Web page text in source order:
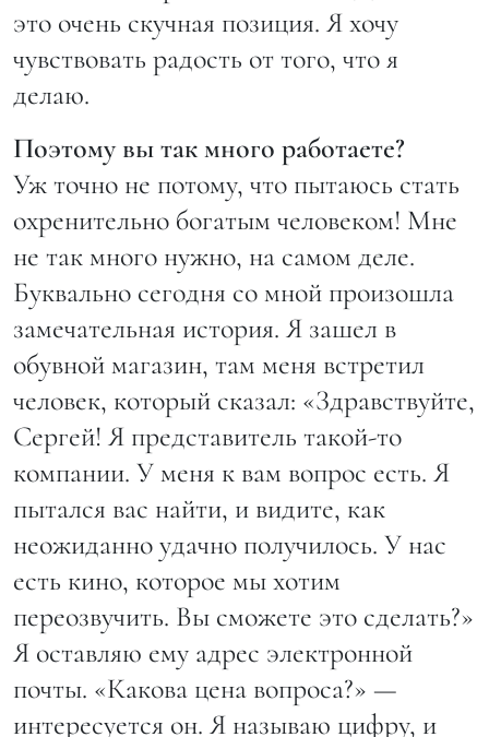
это очень скучная позиция. Я хочу
чувствовать радость от того, что я
делаю.
Поэтому вы так много работаете?
Уж точно не потому, что пытаюсь стать
охренительно богатым человеком! Мне
не так много нужно, на самом деле.
Буквально сегодня со мной произошла
замечательная история. Я зашел в
обувной магазин, там меня встретил
человек, который сказал: «Здравствуйте,
Сергей! Я представитель такой-то
компании. У меня к вам вопрос есть. Я
пытался вас найти, и видите, как
неожиданно удачно получилось. У нас
есть кино, которое мы хотим
переозвучить. Вы сможете это сделать?»
Я оставляю ему адрес электронной
почты. «Какова цена вопроса?» —
интересуется он. Я называю цифру, и